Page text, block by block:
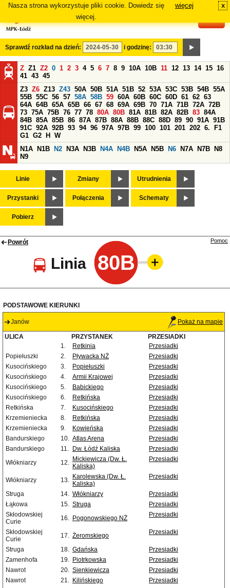
Nasza strona wykorzystuje pliki cookie. Dowiedz się
więcej.
więcej x
Sprawdź rozkład na dzień: i godzinę:
Z Z1 Z2 0 1 2 3 4 5 6 7 8 9 10A 10B 11 12 13 14 15 16
41 43 45
Z3 Z6 Z13 Z43 50A 50B 51A 51B 52 53A 53C 53B 54B 55A
55B 55C 56 57 58A 58B 59 60A 60B 60C 60D 61 62 63
64A 64B 65A 65B 66 67 68 69A 69B 70 71A 71B 72A 72B
73 75A 75B 76 77 78 80A 80B 81A 81B 82A 82B 83 84A
84B 85A 85B 86 87A 87B 88A 88B 88C 88D 89 90 91A 91B
91C 92A 92B 93 94 96 97A 97B 99 100 101 201 202 6.
F1
G1 G2 H
W
N1A
N1B N2 N3A N3B N4A N4B N5A N5B N6 N7A N7B
N8
N9
Linie Zmiany Utrudnienia
Przystanki Połączenia Schematy
Pobierz
Powrót
Linia 80B
Pomoc
PODSTAWOWE KIERUNKI
Janów Pokaż na mapie
ULICA PRZYSTANEK
PRZESIADKI
1.
Retkinia
Przesiadki
Popiełuszki
2. Pływacka NŻ
Przesiadki
Kusocińskiego
3. Popiełuszki
Przesiadki
Kusocińskiego
4. Armii Krajowej
Przesiadki
Kusocińskiego
5. Babickiego
Przesiadki
Kusocińskiego
6. Retkińska
Przesiadki
Retkińska
7. Kusocińskiego
Przesiadki
Krzemieniecka
8. Retkińska
Przesiadki
Krzemieniecka
9. Kowieńska
Przesiadki
Bandurskiego
10. Atlas Arena
Przesiadki
Bandurskiego
11. Dw. Łódź Kaliska
Przesiadki
Włókniarzy
12. Mickiewicza (Dw. Ł.
Kaliska)
Przesiadki
Włókniarzy 13. Karolewska (Dw. Ł.
Kaliska)
Przesiadki
Struga 14. Włókniarzy
Przesiadki
Łąkowa
15. Struga
Przesiadki
Skłodowskiej
Curie
16. Pogonowskiego NŻ Przesiadki
Skłodowskiej
Curie
17. Żeromskiego Przesiadki
Struga 18. Gdańska
Przesiadki
Zamenhofa
19. Piotrkowska
Przesiadki
Nawrot
20. Sienkiewicza
Przesiadki
Nawrot
21. Kilińskiego
Przesiadki